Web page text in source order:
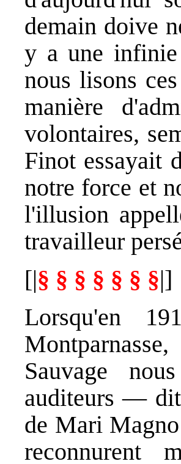
demain doive
y a une infinie
nous lisons
manière
volontaires,
Finot essayait
notre force et
l'illusion
travailleur
[|§ § § § § § §|]
Lorsqu'en
Sauvage
auditeurs —
de Mari
reconnurent